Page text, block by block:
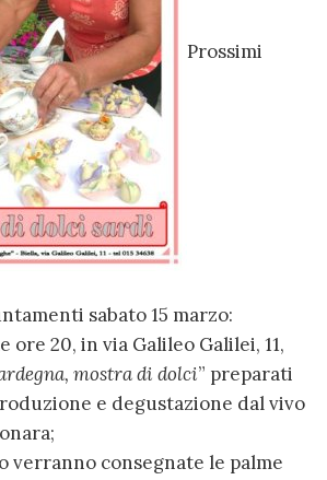
Prossimi
sabato 15 marzo:
ore 20, in via Galileo Galilei, 11,
mostra di dolci” preparati
e degustazione dal vivo
verranno consegnate le palme